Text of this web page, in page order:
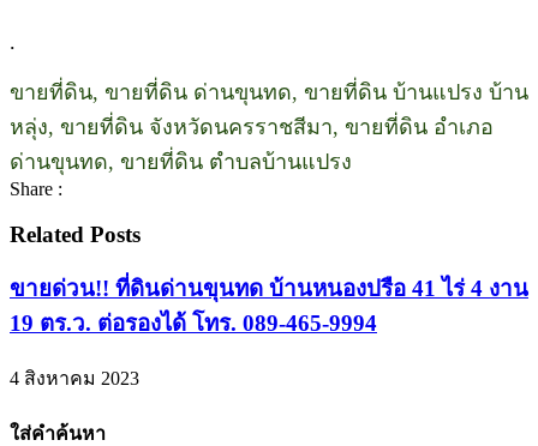
.
ขายที่ดิน, ขายที่ดิน ด่านขุนทด, ขายที่ดิน บ้านแปรง บ้าน
หลุ่ง, ขายที่ดิน จังหวัดนครราชสีมา, ขายที่ดิน อำเภอ
ด่านขุนทด, ขายที่ดิน ตำบลบ้านแปรง
Share :
Related Posts
ขายด่วน!! ที่ดินด่านขุนทด บ้านหนองปรือ 41 ไร่ 4 งาน
19 ตร.ว. ต่อรองได้ โทร. 089-465-9994
4 สิงหาคม 2023
ใส่คำค้นหา